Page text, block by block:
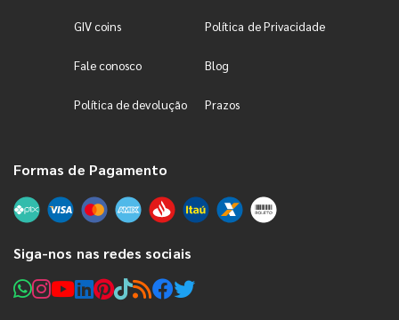
GIV coins Política de Privacidade
Fale conosco Blog
Política de devolução Prazos
Formas de Pagamento
Siga-nos nas redes sociais